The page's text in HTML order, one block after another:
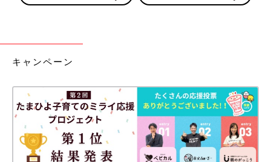
キャンペーン